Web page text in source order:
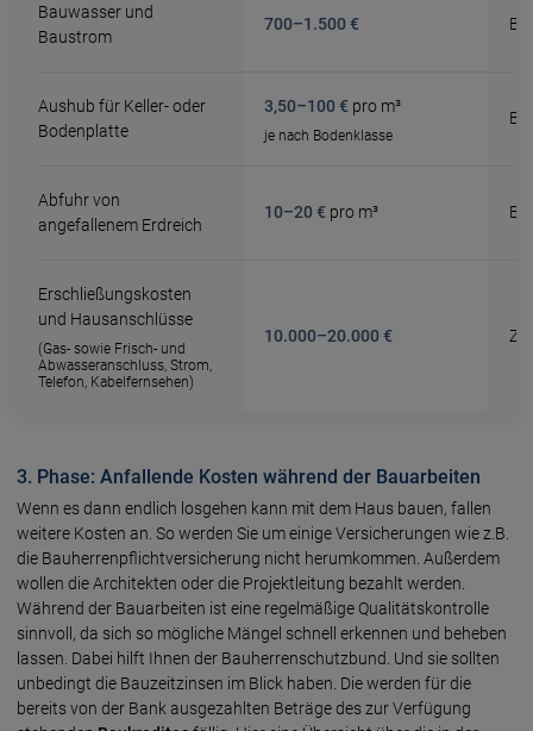
Bauwasser und
Baustrom
700–1.500 €
Aushub für Keller- oder
Bodenplatte
3,50–100 € pro m³
je nach Bodenklasse
Abfuhr von
angefallenem Erdreich
10–20 € pro m³
Erschließungskosten
und Hausanschlüsse
(Gas- sowie Frisch- und
Abwasseranschluss, Strom,
Telefon, Kabelfernsehen)
10.000–20.000 €
3. Phase: Anfallende Kosten während der Bauarbeiten
Wenn es dann endlich losgehen kann mit dem Haus bauen, fallen
weitere Kosten an. So werden Sie um einige Versicherungen wie z.B.
die Bauherrenpflichtversicherung nicht herumkommen. Außerdem
wollen die Architekten oder die Projektleitung bezahlt werden.
Während der Bauarbeiten ist eine regelmäßige Qualitätskontrolle
sinnvoll, da sich so mögliche Mängel schnell erkennen und beheben
lassen. Dabei hilft Ihnen der Bauherrenschutzbund. Und sie sollten
unbedingt die Bauzeitzinsen im Blick haben. Die werden für die
bereits von der Bank ausgezahlten Beträge des zur Verfügung